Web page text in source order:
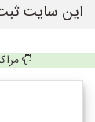
این سایت
مراکز